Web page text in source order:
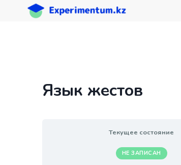
Перейти
Язык жестов
Текущее состояние
НЕ ЗАПИСАН